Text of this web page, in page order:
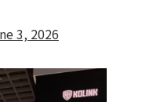
3, 2026